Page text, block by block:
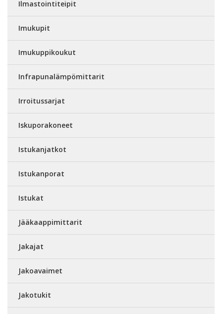
Ilmastointiteipit
Imukupit
Imukuppikoukut
Infrapunalämpömittarit
Irroitussarjat
Iskuporakoneet
Istukanjatkot
Istukanporat
Istukat
Jääkaappimittarit
Jakajat
Jakoavaimet
Jakotukit